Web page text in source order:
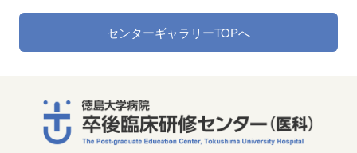
センターギャラリーTOPへ